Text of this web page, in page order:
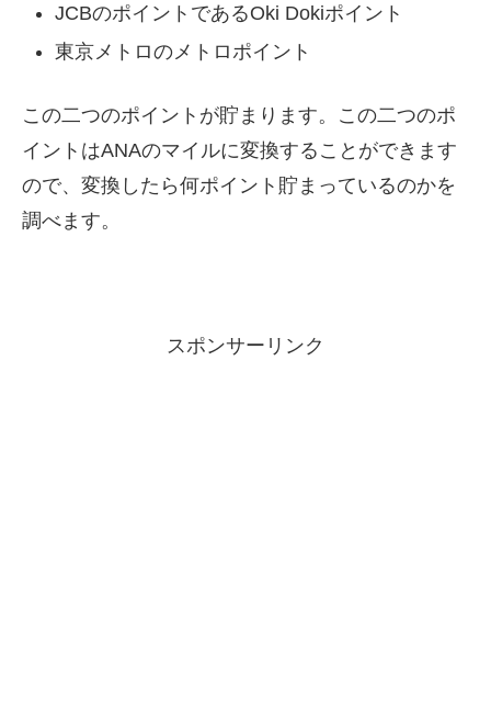
JCBのポイントであるOki Dokiポイント
東京メトロのメトロポイント
この二つのポイントが貯まります。この二つのポ
イントはANAのマイルに変換することができます
ので、変換したら何ポイント貯まっているのかを
調べます。
スポンサーリンク